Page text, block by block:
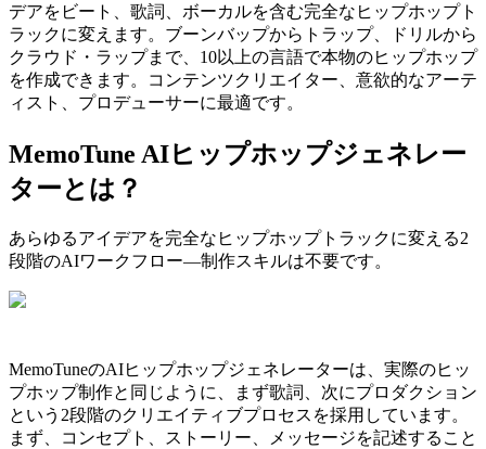
デアをビート、歌詞、ボーカルを含む完全なヒップホップト
ラックに変えます。ブーンバップからトラップ、ドリルから
クラウド・ラップまで、10以上の言語で本物のヒップホップ
を作成できます。コンテンツクリエイター、意欲的なアーテ
ィスト、プロデューサーに最適です。
MemoTune AIヒップホップジェネレー
ターとは？
あらゆるアイデアを完全なヒップホップトラックに変える2
段階のAIワークフロー—制作スキルは不要です。
MemoTuneのAIヒップホップジェネレーターは、実際のヒッ
プホップ制作と同じように、まず歌詞、次にプロダクション
という2段階のクリエイティブプロセスを採用しています。
まず、コンセプト、ストーリー、メッセージを記述すること